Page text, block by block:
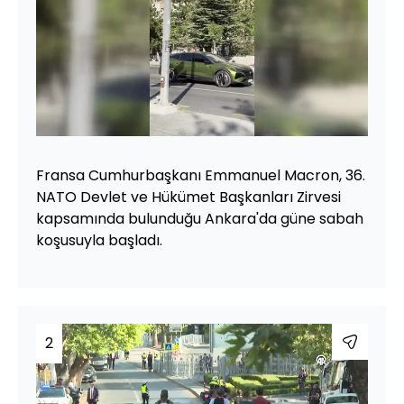
Sesi
Aç
480
Yüklendi:
100.00%
Oynatma
Hızı
Fransa Cumhurbaşkanı Emmanuel Macron, 36.
NATO Devlet ve Hükümet Başkanları Zirvesi
kapsamında bulunduğu Ankara'da güne sabah
koşusuyla başladı.
2